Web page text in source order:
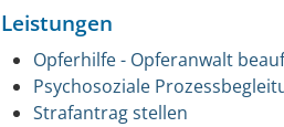
Leistungen
Opferhilfe - Opferanwalt
Psychosoziale
Strafantrag stellen